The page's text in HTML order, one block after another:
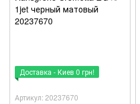
Доставка - Киев 0 грн!
Артикул: 20237670